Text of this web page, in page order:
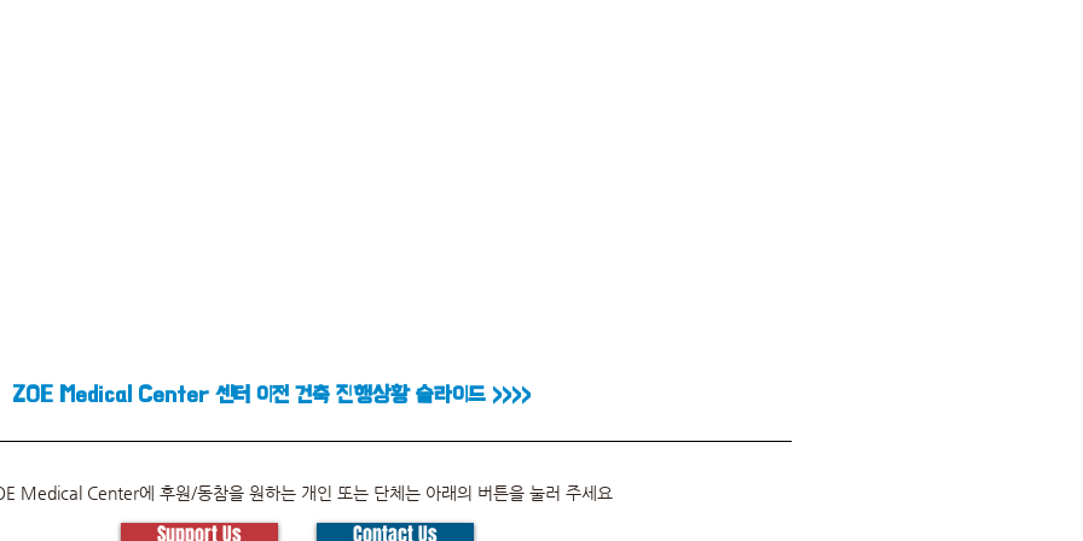
ZOE Medical Center 센터 이전 건축 진행상황 슬라이드 >>>>
Medical Center에 후원/동참을 원하는 개인 또는 단체는 아래의 버튼을 눌러 주세요
Support Us Contact Us